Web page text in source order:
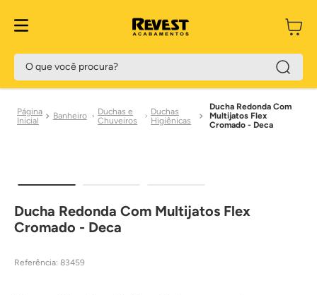
O que você procura?
Banheiro
Duchas e
Chuveiros
Duchas
Higiênicas
Ducha Redonda Com
Multijatos Flex
Cromado - Deca
Ducha Redonda Com Multijatos Flex
Cromado - Deca
Referência: 83459